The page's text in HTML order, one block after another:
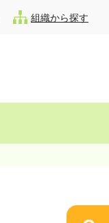
組織から探す